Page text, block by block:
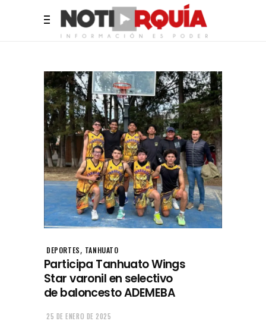
DEPORTES, TANHUATO
Participa Tanhuato Wings
Star varonil en selectivo
de baloncesto ADEMEBA
25 DE ENERO DE 2025